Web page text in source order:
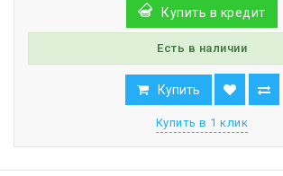
Купить в кредит
Есть в наличии
Купить
Купить в 1 клик